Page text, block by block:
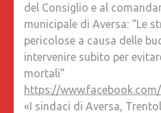
del Consiglio e al
municipale di Aversa: “Le
pericolose a causa delle
intervenire subito per
mortali”
https://
«I sindaci di Aversa,